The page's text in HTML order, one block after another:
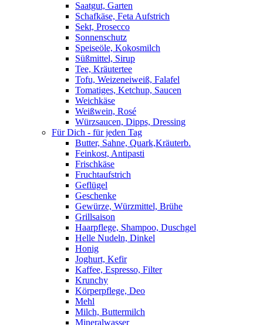
Saatgut, Garten
Schafkäse, Feta Aufstrich
Sekt, Prosecco
Sonnenschutz
Speiseöle, Kokosmilch
Süßmittel, Sirup
Tee, Kräutertee
Tofu, Weizeneiweiß, Falafel
Tomatiges, Ketchup, Saucen
Weichkäse
Weißwein, Rosé
Würzsaucen, Dipps, Dressing
Für Dich - für jeden Tag
Butter, Sahne, Quark,Kräuterb.
Feinkost, Antipasti
Frischkäse
Fruchtaufstrich
Geflügel
Geschenke
Gewürze, Würzmittel, Brühe
Grillsaison
Haarpflege, Shampoo, Duschgel
Helle Nudeln, Dinkel
Honig
Joghurt, Kefir
Kaffee, Espresso, Filter
Krunchy
Körperpflege, Deo
Mehl
Milch, Buttermilch
Mineralwasser